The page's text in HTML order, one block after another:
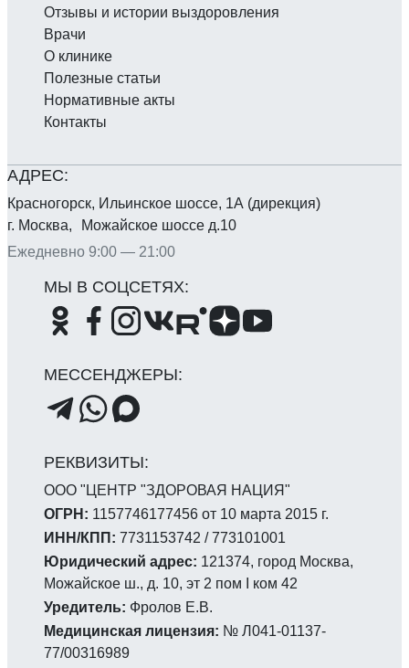
ООО "ЦЕНТР "ЗДОРОВАЯ НАЦИЯ"
ОГРН: 1157746177456 от 10 марта 2015 г.
ИНН/КПП: 7731153742 / 773101001
Юридический адрес: 121374, город Москва,
Можайское ш., д. 10, эт 2 пом I ком 42
Уредитель: Фролов Е.В.
Медицинская лицензия: № Л041-01137-
77/00316989
Красногорск, Ильинское шоссе, 1А (дирекция)
г. Москва, Можайское шоссе д.10
Ежедневно 9:00 — 21:00
Отзывы и истории выздоровления
Врачи
О клинике
Полезные статьи
Нормативные акты
Контакты